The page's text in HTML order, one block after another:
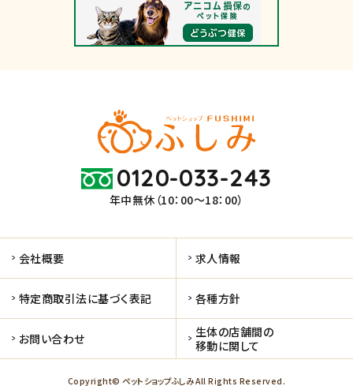
0120-033-243
年中無休（10：00～18：00）
会社概要 求人情報
特定商取引法に基づく表記 各種方針
お問い合わせ
生体の店舗間の
移動に関して
Copyright© ペットショップふしみ All Rights Reserved.